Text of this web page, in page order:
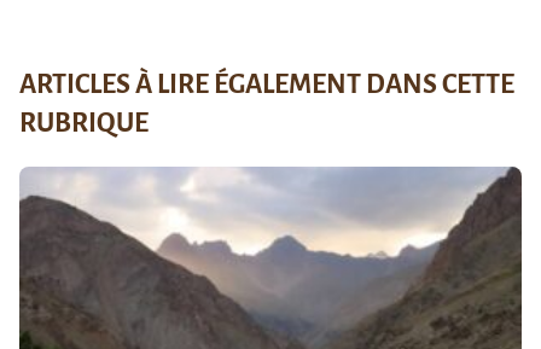
ARTICLES À LIRE ÉGALEMENT DANS CETTE
RUBRIQUE